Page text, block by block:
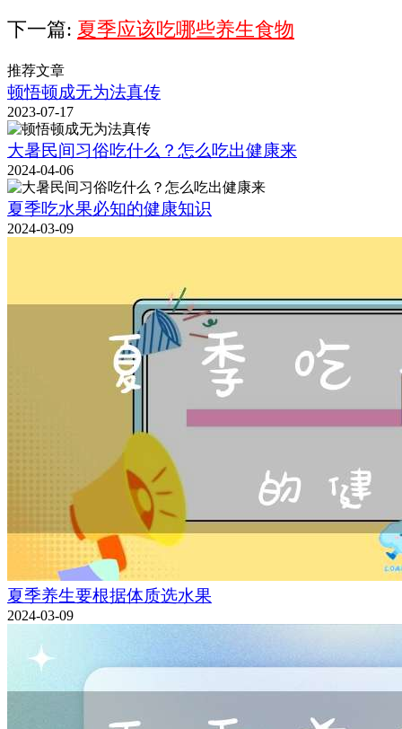
下一篇: 夏季应该吃哪些养生食物
推荐文章
顿悟顿成无为法真传
2023-07-17
大暑民间习俗吃什么？怎么吃出健康来
2024-04-06
夏季吃水果必知的健康知识
2024-03-09
夏季养生要根据体质选水果
2024-03-09